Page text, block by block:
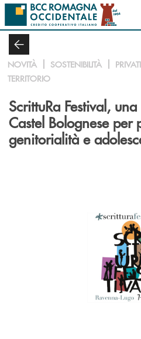
Salta al contenuto principale
NOVITÀ SOSTENIBILITÀ PRIVATI
TERRITORIO
ScrittuRa Festival,
Castel Bolognese per
genitorialità e